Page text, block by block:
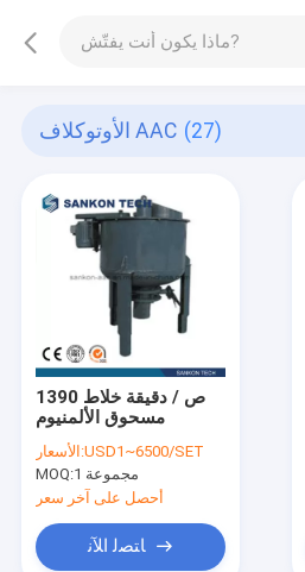
الأوتوكلاف AAC (27)
1390 ص / دقيقة خلاط
مسحوق الألمنيوم
الأسعار:USD1~6500/SET
MOQ:
1 مجموعة
أحصل على آخر سعر
ﺎﺘﺼﻟ ﺍﻶﻧ